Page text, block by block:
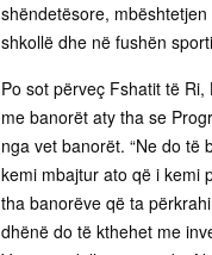
shëndetësore,
shkollë dhe në fushën
Po sot përveç Fshatit të
me banorët aty tha se
nga vet banorët. “Ne do të
kemi mbajtur ato që i kemi
tha banorëve që ta
dhënë do të kthehet me